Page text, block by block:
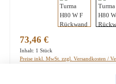
Regulärer Preis:
73,46 €
Inhalt: 1 Stück
Preise inkl. MwSt. zzgl. Versandkosten /